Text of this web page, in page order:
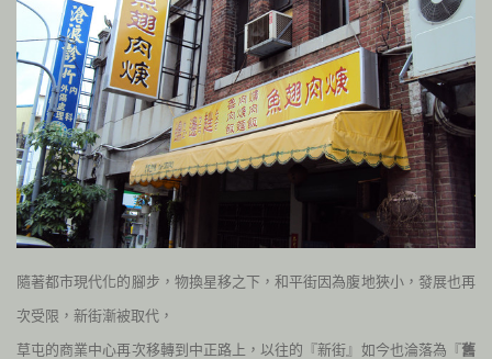
隨著都市現代化的腳步，物換星移之下，和平街因為腹地狹小，發展也再
次受限，新街漸被取代，
草屯的商業中心再次移轉到中正路上，以往的『新街』如今也淪落為『舊